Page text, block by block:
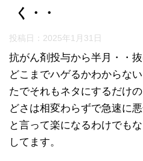
く・・
投稿日： 2025年1月31日
抗がん剤投与から半月・・
どこまでハゲるかわからな
たでそれもネタにするだけ
どさは相変わらずで急速に
と言って楽になるわけでも
してます。